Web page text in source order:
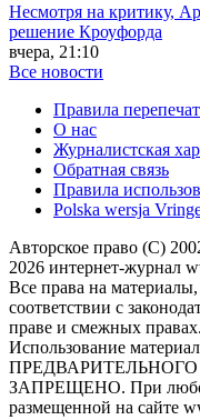
Несмотря на критику,
решение Кроуфорда
вчера, 21:10
Все новости
Правила
О нас
Журналистская
Обратная связь
Правила
Polska wersja
Авторское право (С)
2026 интернет-журнал
Все права на
соответствии с
праве и смежных правах.
Использование
ПРЕДВАРИТЕЛЬНОГО
ЗАПРЕЩЕНО. При
размещенной на сайте